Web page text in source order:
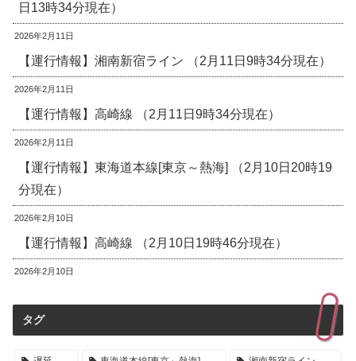
日13時34分現在）
2026年2月11日
【運行情報】湘南新宿ライン （2月11日9時34分現在）
2026年2月11日
【運行情報】高崎線 （2月11日9時34分現在）
2026年2月11日
【運行情報】東海道本線[東京～熱海] （2月10日20時19
分現在）
2026年2月10日
【運行情報】高崎線 （2月10日19時46分現在）
2026年2月10日
タグ